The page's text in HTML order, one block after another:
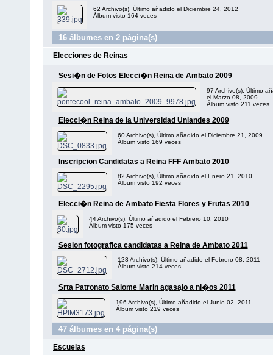
62 Archivo(s), Último añadido el Diciembre 24, 2012
Álbum visto 164 veces
16 álbumes en 2 página(s)
Elecciones de Reinas
Sesi�n de Fotos Elecci�n Reina de Ambato 2009
97 Archivo(s), Último
el Marzo 08, 2009
Álbum visto 211 veces
Elecci�n Reina de la Universidad Uniandes 2009
60 Archivo(s), Último añadido el Diciembre 21, 2009
Álbum visto 169 veces
Inscripcion Candidatas a Reina FFF Ambato 2010
82 Archivo(s), Último añadido el Enero 21, 2010
Álbum visto 192 veces
Elecci�n Reina de Ambato Fiesta Flores y Frutas 2010
44 Archivo(s), Último añadido el Febrero 10, 2010
Álbum visto 175 veces
Sesion fotografica candidatas a Reina de Ambato 2011
128 Archivo(s), Último añadido el Febrero 08, 2011
Álbum visto 214 veces
Srta Patronato Salome Marin agasajo a ni�os 2011
196 Archivo(s), Último añadido el Junio 02, 2011
Álbum visto 219 veces
47 álbumes en 4 página(s)
Escuelas